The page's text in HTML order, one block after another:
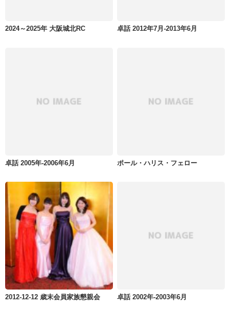
2024～2025年 大阪城北RC 卓話 2012年7月-2013年6月
卓話 2005年-2006年6月 ポール・ハリス・フェロー
2012-12-12 歳末会員家族懇親会 卓話 2002年-2003年6月